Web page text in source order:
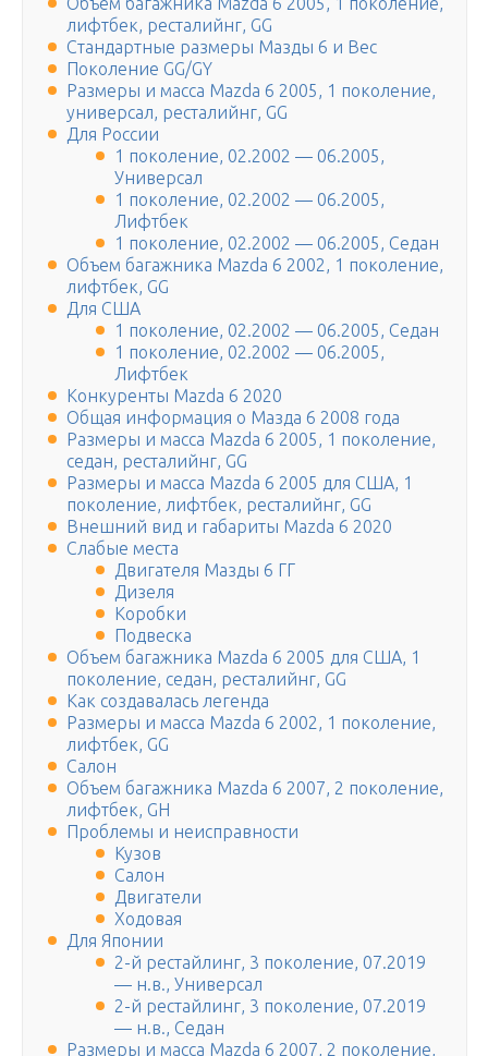
лифтбек, ресталийнг, GG
Стандартные размеры Мазды 6 и Вес
Поколение GG/GY
Размеры и масса Mazda 6 2005, 1 поколение,
универсал, ресталийнг, GG
Для России
1 поколение, 02.2002 — 06.2005,
Универсал
1 поколение, 02.2002 — 06.2005,
Лифтбек
1 поколение, 02.2002 — 06.2005, Седан
Объем багажника Mazda 6 2002, 1 поколение,
лифтбек, GG
Для США
1 поколение, 02.2002 — 06.2005, Седан
1 поколение, 02.2002 — 06.2005,
Лифтбек
Конкуренты Mazda 6 2020
Общая информация о Мазда 6 2008 года
Размеры и масса Mazda 6 2005, 1 поколение,
седан, ресталийнг, GG
Размеры и масса Mazda 6 2005 для США, 1
поколение, лифтбек, ресталийнг, GG
Внешний вид и габариты Mazda 6 2020
Слабые места
Двигателя Мазды 6 ГГ
Дизеля
Коробки
Подвеска
Объем багажника Mazda 6 2005 для США, 1
поколение, седан, ресталийнг, GG
Как создавалась легенда
Размеры и масса Mazda 6 2002, 1 поколение,
лифтбек, GG
Салон
Объем багажника Mazda 6 2007, 2 поколение,
лифтбек, GH
Проблемы и неисправности
Кузов
Салон
Двигатели
Ходовая
Для Японии
2-й рестайлинг, 3 поколение, 07.2019
— н.в., Универсал
2-й рестайлинг, 3 поколение, 07.2019
— н.в., Седан
Размеры и масса Mazda 6 2007, 2 поколение,